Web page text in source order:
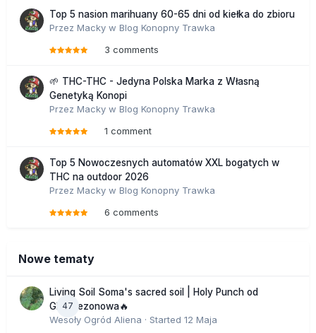
Top 5 nasion marihuany 60-65 dni od kiełka do zbioru
Przez Macky w Blog Konopny Trawka
3 comments
🌱 THC-THC - Jedyna Polska Marka z Własną
Genetyką Konopi
Przez Macky w Blog Konopny Trawka
1 comment
Top 5 Nowoczesnych automatów XXL bogatych w
THC na outdoor 2026
Przez Macky w Blog Konopny Trawka
6 comments
Nowe tematy
47
Living Soil Soma's sacred soil | Holy Punch od
GHS sezonowa🔥
Wesoły Ogród Aliena · Started 12 Maja